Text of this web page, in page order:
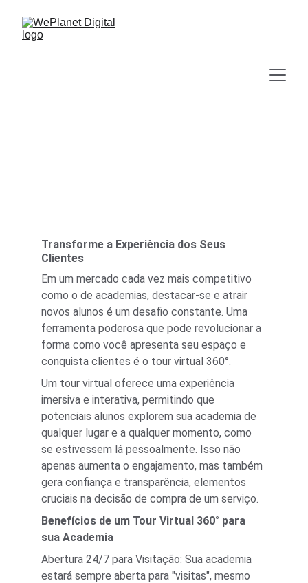
Transforme a Experiência dos Seus
Clientes
Em um mercado cada vez mais competitivo
como o de academias, destacar-se e atrair
novos alunos é um desafio constante. Uma
ferramenta poderosa que pode revolucionar a
forma como você apresenta seu espaço e
conquista clientes é o tour virtual 360°.
Um tour virtual oferece uma experiência
imersiva e interativa, permitindo que
potenciais alunos explorem sua academia de
qualquer lugar e a qualquer momento, como
se estivessem lá pessoalmente. Isso não
apenas aumenta o engajamento, mas também
gera confiança e transparência, elementos
cruciais na decisão de compra de um serviço.
Benefícios de um Tour Virtual 360° para
sua Academia
Abertura 24/7 para Visitação: Sua academia
estará sempre aberta para "visitas", mesmo